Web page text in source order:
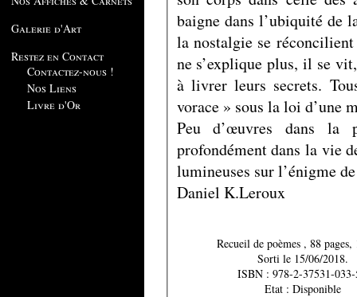
Galerie d'Art
Restez en Contact
Contactez-nous !
Nos Liens
Livre d'Or
baigne dans l’ubiquité de la vie. La joie, la tristesse, la
la nostalgie se
ne s’explique plus, il se
à livrer leurs secrets.
vorace » sous la loi d’une
Peu d’œuvres dans la
profondément dans la vie
lumineuses sur l’énigme
Daniel K.Leroux
Recueil de poèmes ,
Sorti le 15/06/2018.
ISBN : 978-2-37531-
Etat : Disponible